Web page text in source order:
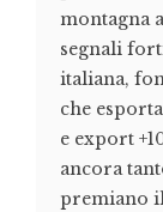
montagna
segnali
italiana,
che
e export
ancora
premiano